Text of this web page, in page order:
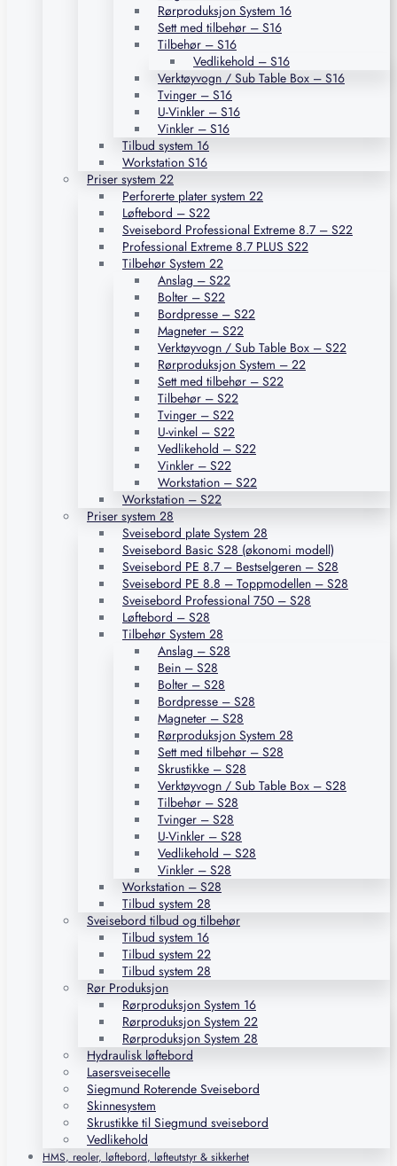
Rørproduksjon System 16
Sett med tilbehør – S16
Tilbehør – S16
Vedlikehold – S16
Verktøyvogn / Sub Table Box – S16
Tvinger – S16
U-Vinkler – S16
Vinkler – S16
Tilbud system 16
Workstation S16
Priser system 22
Perforerte plater system 22
Løftebord – S22
Sveisebord Professional Extreme 8.7 – S22
Professional Extreme 8.7 PLUS S22
Tilbehør System 22
Anslag – S22
Bolter – S22
Bordpresse – S22
Magneter – S22
Verktøyvogn / Sub Table Box – S22
Rørproduksjon System – 22
Sett med tilbehør – S22
Tilbehør – S22
Tvinger – S22
U-vinkel – S22
Vedlikehold – S22
Vinkler – S22
Workstation – S22
Workstation – S22
Priser system 28
Sveisebord plate System 28
Sveisebord Basic S28 (økonomi modell)
Sveisebord PE 8.7 – Bestselgeren – S28
Sveisebord PE 8.8 – Toppmodellen – S28
Sveisebord Professional 750 – S28
Løftebord – S28
Tilbehør System 28
Anslag – S28
Bein – S28
Bolter – S28
Bordpresse – S28
Magneter – S28
Rørproduksjon System 28
Sett med tilbehør – S28
Skrustikke – S28
Verktøyvogn / Sub Table Box – S28
Tilbehør – S28
Tvinger – S28
U-Vinkler – S28
Vedlikehold – S28
Vinkler – S28
Workstation – S28
Tilbud system 28
Sveisebord tilbud og tilbehør
Tilbud system 16
Tilbud system 22
Tilbud system 28
Rør Produksjon
Rørproduksjon System 16
Rørproduksjon System 22
Rørproduksjon System 28
Hydraulisk løftebord
Lasersveisecelle
Siegmund Roterende Sveisebord
Skinnesystem
Skrustikke til Siegmund sveisebord
Vedlikehold
HMS, reoler, løftebord, løfteutstyr & sikkerhet